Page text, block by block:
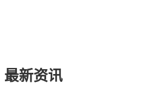
最新资讯